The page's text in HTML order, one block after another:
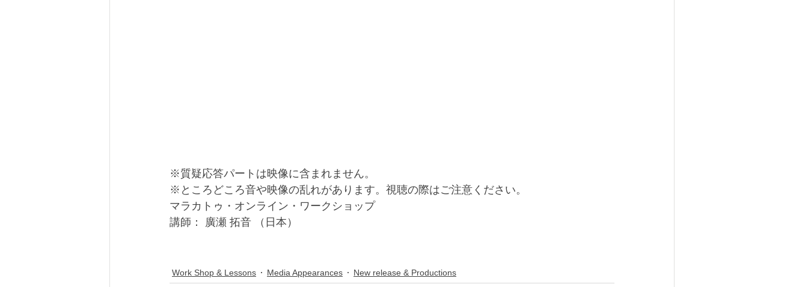
※質疑応答パートは映像に含まれません。
※ところどころ音や映像の乱れがあります。視聴の際はご注意ください。
マラカトゥ・オンライン・ワークショップ
講師： 廣瀬 拓音 （日本）
Work Shop & Lessons Media Appearances New release & Productions